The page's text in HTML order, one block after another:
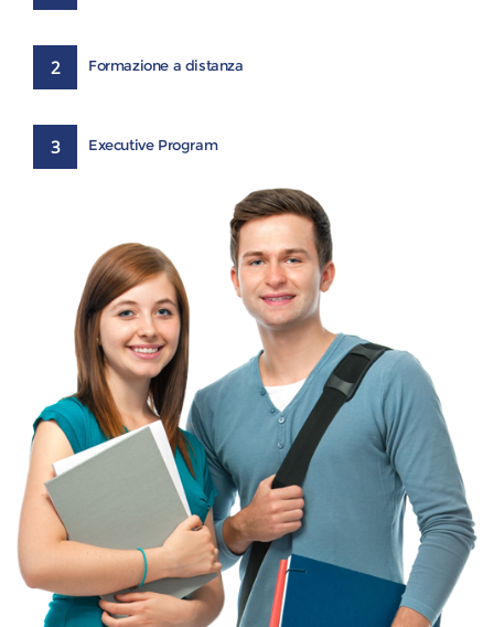
2 Formazione a distanza
3 Executive Program